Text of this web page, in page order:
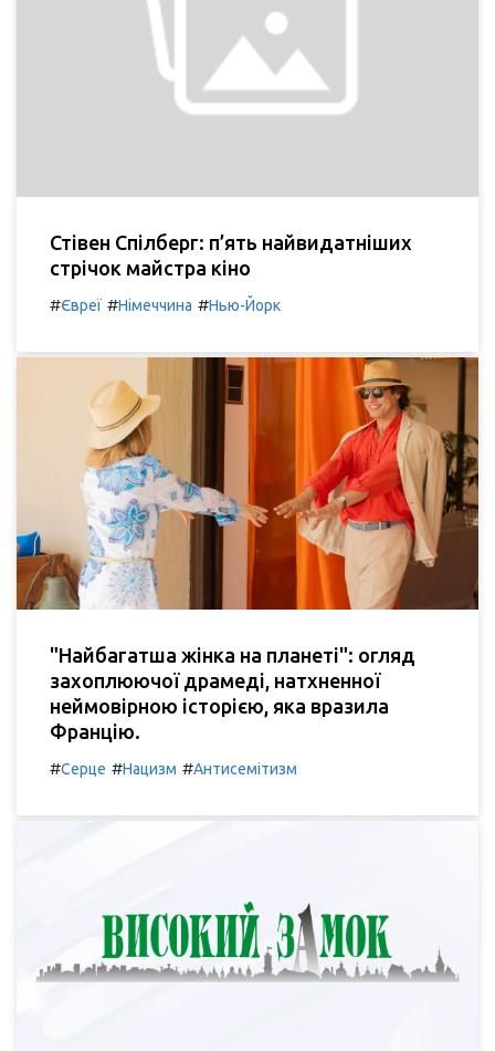
Стівен Спілберг: п’ять найвидатніших
стрічок майстра кіно
#Євреї #Німеччина #Нью-Йорк
"Найбагатша жінка на планеті": огляд
захоплюючої драмеді, натхненної
неймовірною історією, яка вразила
Францію.
#Серце #Нацизм #Антисемітизм